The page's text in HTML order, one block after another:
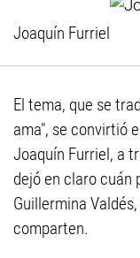
Joaquín Furriel
El tema, que se
ama", se convirtió
Joaquín Furriel, a
dejó en claro cuán
Guillermina
comparten.